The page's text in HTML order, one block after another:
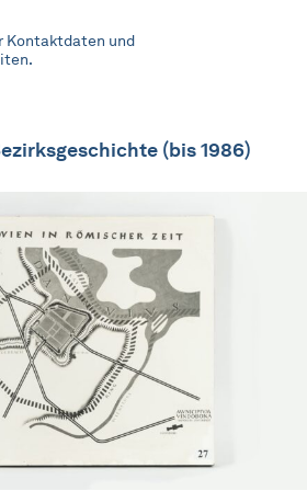
Kontaktdaten und
(bis 1986)